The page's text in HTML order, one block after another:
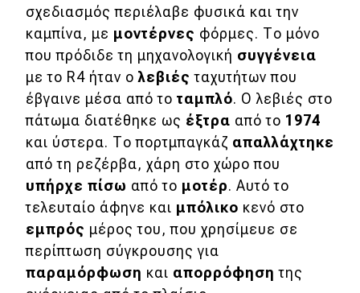
Μεταχειρισμένο
Οδηγός αγοράς
Συμβουλές
Χρηστικά
Συμβουλές
ΚΤΕΟ
Οδική βοήθεια
σχεδιασμός περιέλαβε φυσικά και την
καμπίνα, με μοντέρνες φόρμες. Το μόνο
που πρόδιδε τη μηχανολογική συγγένεια
με το R4 ήταν ο λεβιές ταχυτήτων που
έβγαινε μέσα από το ταμπλό. Ο λεβιές στο
πάτωμα διατέθηκε ως έξτρα από το 1974
και ύστερα. Το πορτμπαγκάζ απαλλάχτηκε
από τη ρεζέρβα, χάρη στο χώρο που
υπήρχε πίσω από το μοτέρ. Αυτό το
τελευταίο άφηνε και μπόλικο κενό στο
εμπρός μέρος του, που χρησίμευε σε
περίπτωση σύγκρουσης για
παραμόρφωση και απορρόφηση της